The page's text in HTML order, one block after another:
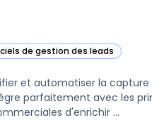
de gestion des leads
dans cette catégorie
et automatiser la
parfaitement avec les
comme Salesforce et HubSpot, permettant aux équipes commerciales d'enrichir ...